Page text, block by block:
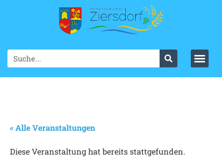
« Alle Veranstaltungen
Diese Veranstaltung hat bereits stattgefunden.